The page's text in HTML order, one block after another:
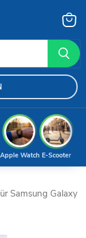
E-Scooter
Apple Watch
Samsung Galaxy